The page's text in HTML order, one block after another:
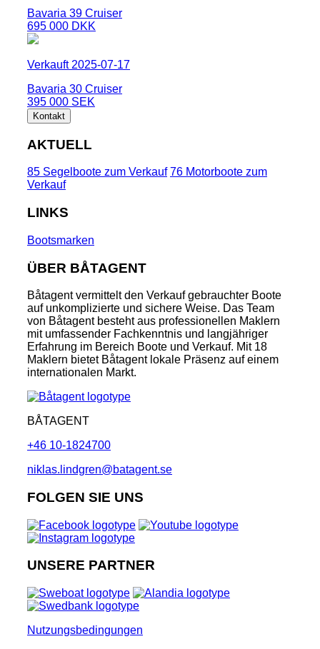
Bavaria 39 Cruiser
695 000 DKK
Verkauft 2025-07-17
Bavaria 30 Cruiser
395 000 SEK
Kontakt
AKTUELL
85 Segelboote zum Verkauf 76 Motorboote zum
Verkauf
LINKS
Bootsmarken
ÜBER BÅTAGENT
Båtagent vermittelt den Verkauf gebrauchter Boote
auf unkomplizierte und sichere Weise. Das Team
von Båtagent besteht aus professionellen Maklern
mit umfassender Fachkenntnis und langjähriger
Erfahrung im Bereich Boote und Verkauf. Mit 18
Maklern bietet Båtagent lokale Präsenz auf einem
internationalen Markt.
BÅTAGENT
+46 10-1824700
niklas.lindgren@batagent.se
FOLGEN SIE UNS
UNSERE PARTNER
Nutzungsbedingungen